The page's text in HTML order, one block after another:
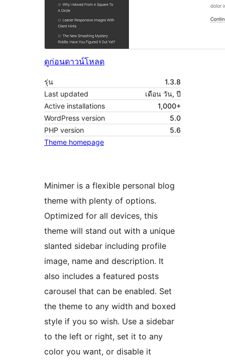
ดูก่อนดาวน์โหลด
รุ่น
1.3.8
Last updated
เดือน วัน, ปี
Active installations
1,000+
WordPress version
5.0
PHP version
5.6
Theme homepage
Minimer is a flexible personal blog
theme with plenty of options.
Optimized for all devices, this
theme will stand out with a unique
slanted sidebar including profile
image, name and description. It
also includes a featured posts
carousel that can be enabled. Set
the theme to any width and boxed
style if you so wish. Use a sidebar
to the left or right, set it to any
color you want, or disable it